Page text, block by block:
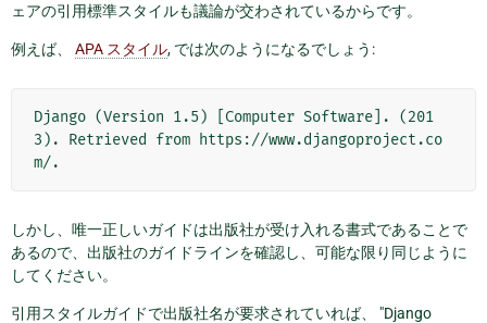
ェアの引用標準スタイルも議論が交わされているからです。
例えば、 APA スタイル, では次のようになるでしょう:
Django (Version 1.5) [Computer Software]. (201
3). Retrieved from https://www.djangoproject.co
しかし、唯一正しいガイドは出版社が受け入れる書式であることで
あるので、出版社のガイドラインを確認し、可能な限り同じように
してください。
引用スタイルガイドで出版社名が要求されていれば、 "Django